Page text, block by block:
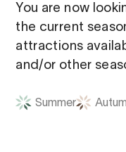
You are now
the current
attractions
and/or other
Summer